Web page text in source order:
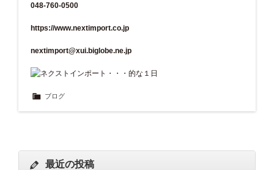
048-760-0500
https://www.nextimport.co.jp
nextimport@xui.biglobe.ne.jp
ブログ
最近の投稿